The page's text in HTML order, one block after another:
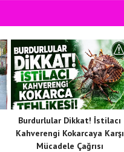
Burdurlular Dikkat! İstilacı
Kahverengi Kokarcaya Karşı
Mücadele Çağrısı